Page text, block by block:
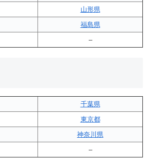
山形県
福島県
–
千葉県
東京都
神奈川県
–